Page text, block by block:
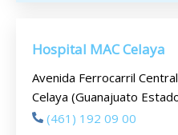
Hospital MAC Celaya
Avenida Ferrocarril
Celaya (Guanajuato
(461) 192 09 00